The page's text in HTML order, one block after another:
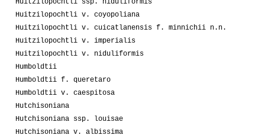
Huitzilopochtli ssp. niduliformis
Huitzilopochtli v. coyopoliana
Huitzilopochtli v. cuicatlanensis f. minnichii n.n.
Huitzilopochtli v. imperialis
Huitzilopochtli v. niduliformis
Humboldtii
Humboldtii f. queretaro
Humboldtii v. caespitosa
Hutchisoniana
Hutchisoniana ssp. louisae
Hutchisoniana v. albissima